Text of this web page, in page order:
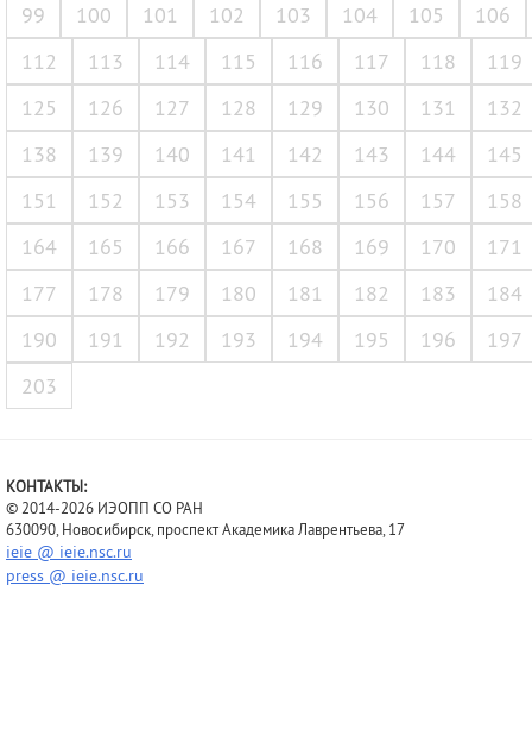
99
100 101 102 103 104 105
106
112
113 114 115 116 117 118
119
125
126 127 128 129 130 131
132
138
139 140 141 142 143 144
145
151
152 153 154 155 156 157
158
164
165 166 167 168 169 170
171
177
178 179 180 181 182 183
184
190
191 192 193 194 195 196
197
203
КОНТАКТЫ:
© 2014-2026 ИЭОПП СО РАН
630090, Новосибирск, проспект Академика Лаврентьева, 17
ieie @ ieie.nsc.ru
press @ ieie.nsc.ru